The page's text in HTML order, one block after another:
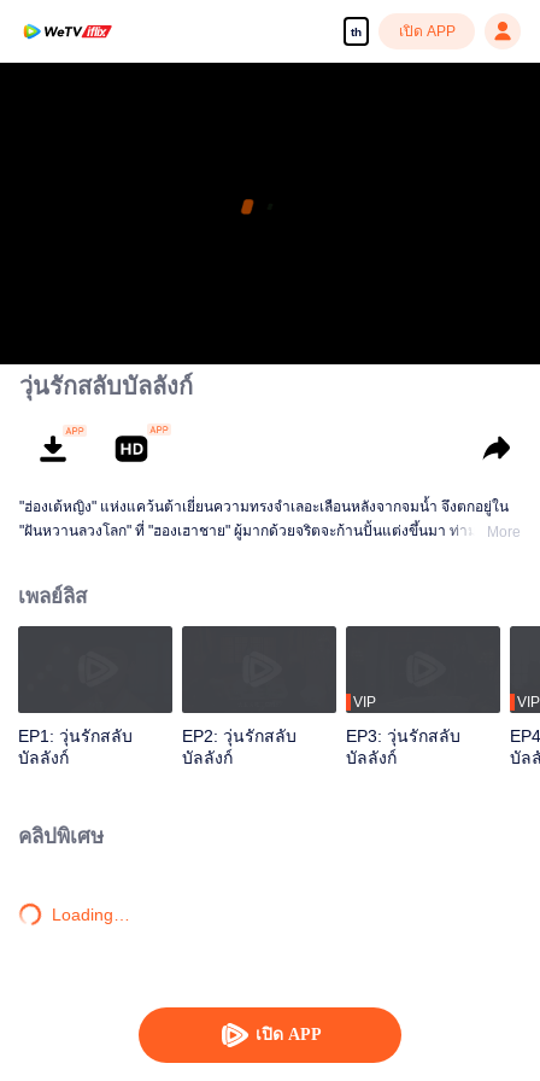
th เปิด APP
เปิด APP
วุ่นรักสลับบัลลังก์
"ฮ่องเต้หญิง" แห่งแคว้นต้าเยี่ยนความทรงจำเลอะเลือนหลังจากจมน้ำ จึงตกอยู่ใน
"ฝันหวานลวงโลก" ที่ "ฮองเฮาชาย" ผู้มากด้วยจริตจะก้านปั้นแต่งขึ้นมา ท่ามกลาง
ฝันของนางเป็นจริงอยู่อย่างเงียบ ๆ
More
เพลย์ลิส
EP1: วุ่นรักสลับ
บัลลังก์
EP2: วุ่นรักสลับ
บัลลังก์
VIP
EP3: วุ่นรักสลับ
บัลลังก์
VIP
บัล
คลิปพิเศษ
Loading…